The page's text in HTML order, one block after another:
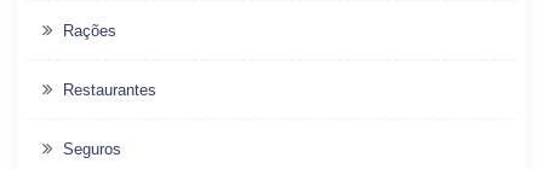
Rações
Restaurantes
Seguros